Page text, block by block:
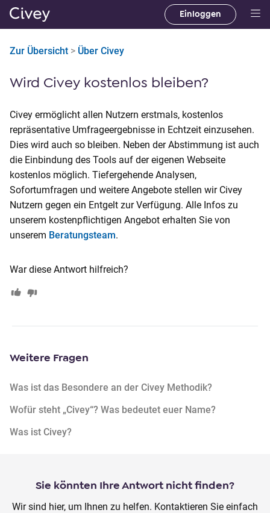
u
t
n
h
a
l
t
|
M
a
i
e
t
Einloggen
Zur Übersicht > Über Civey
Wird Civey kostenlos bleiben?
Civey ermöglicht allen Nutzern erstmals, kostenlos
repräsentative Umfrageergebnisse in Echtzeit einzusehen.
Dies wird auch so bleiben. Neben der Abstimmung ist auch
die Einbindung des Tools auf der eigenen Webseite
kostenlos möglich. Tiefergehende Analysen,
Sofortumfragen und weitere Angebote stellen wir Civey
Nutzern gegen ein Entgelt zur Verfügung. Alle Infos zu
unserem kostenpflichtigen Angebot erhalten Sie von
unserem Beratungsteam.
War diese Antwort hilfreich?
Weitere Fragen
Was ist das Besondere an der Civey Methodik?
Wofür steht „Civey“? Was bedeutet euer Name?
Was ist Civey?
Sie könnten Ihre Antwort nicht finden?
Wir sind hier, um Ihnen zu helfen. Kontaktieren Sie einfach